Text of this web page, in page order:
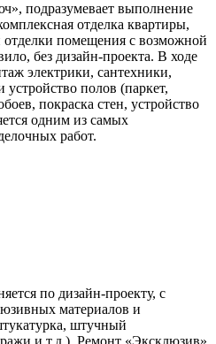
подразумевает выполнение
отделка квартиры,
отделки помещения с возможной
без дизайн-проекта. В ходе
электрики, сантехники,
полов (паркет,
покраска стен, устройство
одним из самых
работ.
по дизайн-проекту, с
материалов и
штучный